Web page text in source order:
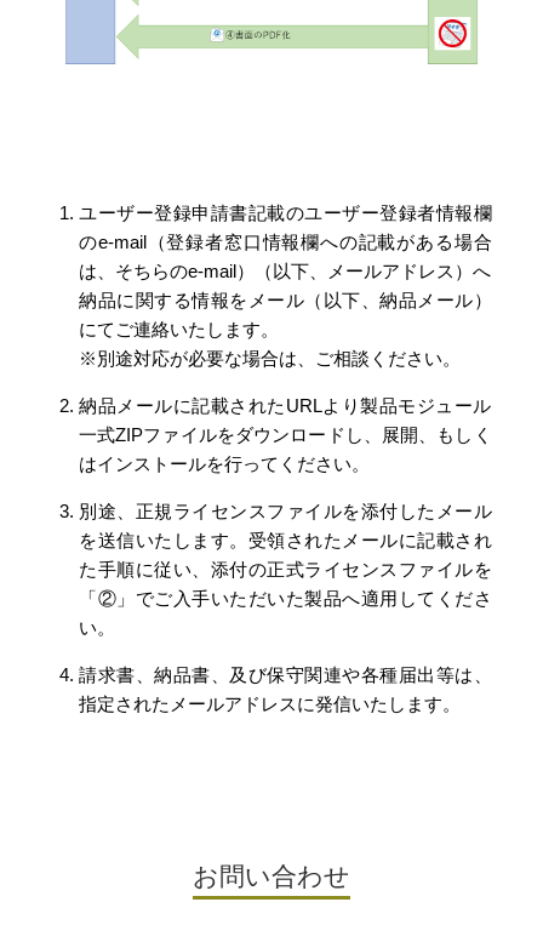
ユーザー登録申請書記載のユーザー登録者情報欄
のe-mail（登録者窓口情報欄への記載がある場合
は、そちらのe-mail）（以下、メールアドレス）へ
納品に関する情報をメール（以下、納品メール）
にてご連絡いたします。
※別途対応が必要な場合は、ご相談ください。
納品メールに記載されたURLより製品モジュール
一式ZIPファイルをダウンロードし、展開、もしく
はインストールを行ってください。
別途、正規ライセンスファイルを添付したメール
を送信いたします。受領されたメールに記載され
た手順に従い、添付の正式ライセンスファイルを
「②」でご入手いただいた製品へ適用してくださ
い。
請求書、納品書、及び保守関連や各種届出等は、
指定されたメールアドレスに発信いたします。
お問い合わせ